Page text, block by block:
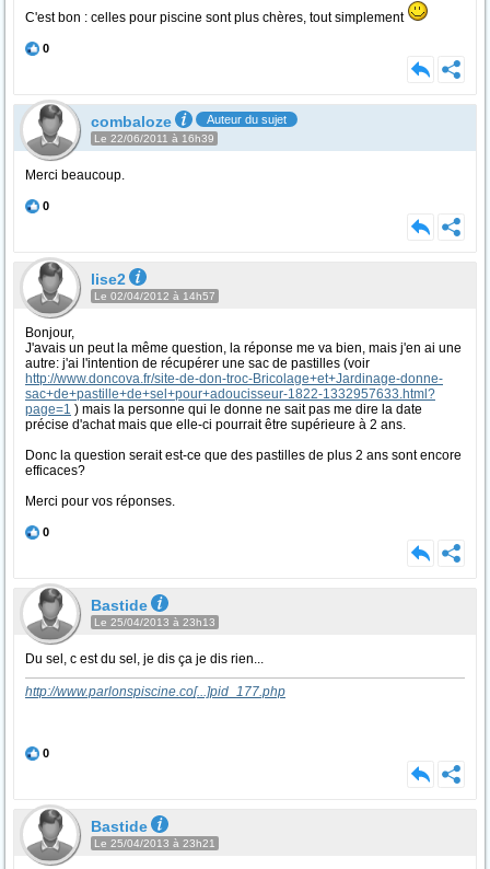
C'est bon : celles pour piscine sont plus chères, tout simplement
0
combaloze Auteur du sujet
Le 22/06/2011 à 16h39
Merci beaucoup.
0
lise2
Le 02/04/2012 à 14h57
Bonjour,
J'avais un peut la même question, la réponse me va bien, mais j'en ai une
autre: j'ai l'intention de récupérer une sac de pastilles (voir
http://www.doncova.fr/site-de-don-troc-Bricolage+et+Jardinage-donne-
sac+de+pastille+de+sel+pour+adoucisseur-1822-1332957633.html?
page=1 ) mais la personne qui le donne ne sait pas me dire la date
précise d'achat mais que elle-ci pourrait être supérieure à 2 ans.
Donc la question serait est-ce que des pastilles de plus 2 ans sont encore
efficaces?
Merci pour vos réponses.
0
Bastide
Le 25/04/2013 à 23h13
Du sel, c est du sel, je dis ça je dis rien...
http://www.parlonspiscine.co[...]pid_177.php
0
Bastide
Le 25/04/2013 à 23h21